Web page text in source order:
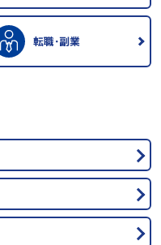
転職･副業